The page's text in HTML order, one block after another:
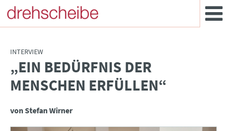
INTERVIEW
„EIN BEDÜRFNIS DER
MENSCHEN ERFÜLLEN“
von Stefan Wirner